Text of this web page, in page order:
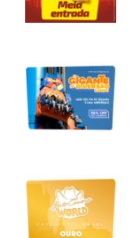
INFO
INFO